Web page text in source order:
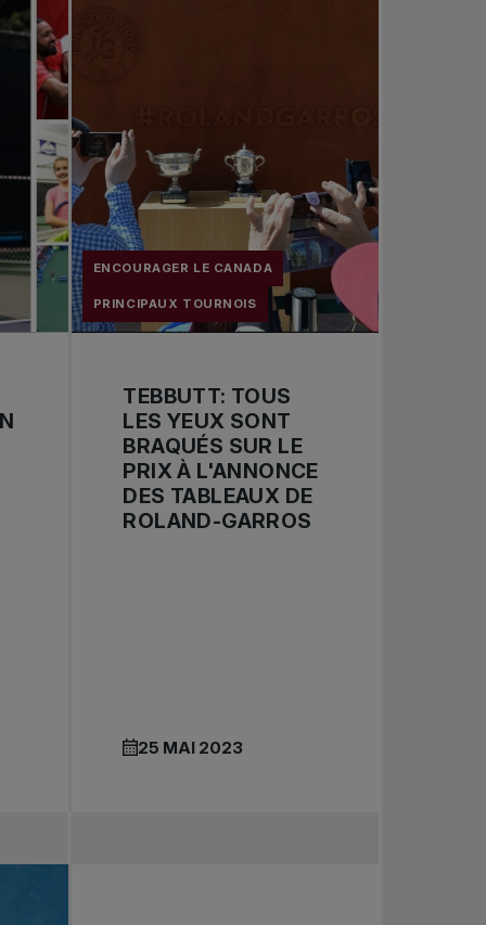
ENCOURAGER LE CANADA
PRINCIPAUX TOURNOIS
TEBBUTT: TOUS
LES YEUX SONT
BRAQUÉS SUR LE
PRIX À L'ANNONCE
DES TABLEAUX DE
ROLAND-GARROS
25 MAI 2023